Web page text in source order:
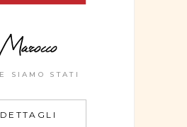
Marocco
SIAMO STATI
DETTAGLI